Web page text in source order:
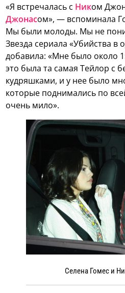
«Я встречалась с Ником
Джонасом», — вспоминала
Мы были молоды. Мы не
Звезда сериала «Убийства в
добавила: «Мне было около
это была та самая Тейлор с
кудряшками, и у нее было
которые поднимались по
очень мило».
Селена Гомес и